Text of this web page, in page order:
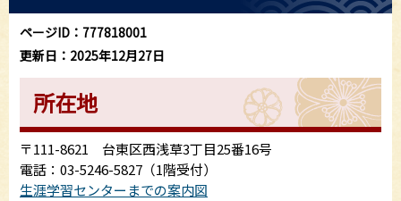
か
ページID：777818001
更新日：2025年12月27日
所在地
〒111-8621 台東区西浅草3丁目25番16号
電話：03-5246-5827（1階受付）
生涯学習センターまでの案内図